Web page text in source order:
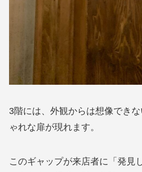
3階には、外観からは想像でき
ゃれな扉が現れます。
このギャップが来店者に「発見